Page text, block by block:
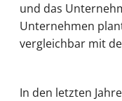
und das
Unternehmen
vergleichbar mit
In den letzten